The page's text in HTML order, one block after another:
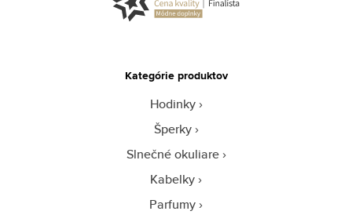
Kategórie produktov
Hodinky
Šperky
Slnečné okuliare
Kabelky
Parfumy